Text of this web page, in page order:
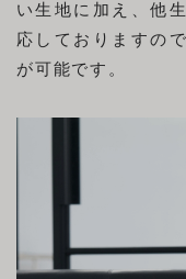
い生地に加え、他
応しておりますの
が可能です。